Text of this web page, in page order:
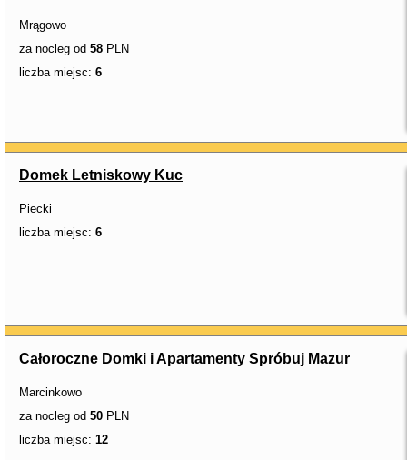
Mrągowo
za nocleg od 58 PLN
liczba miejsc: 6
Domek Letniskowy Kuc
Piecki
liczba miejsc: 6
Całoroczne Domki i Apartamenty Spróbuj Mazur
Marcinkowo
za nocleg od 50 PLN
liczba miejsc: 12